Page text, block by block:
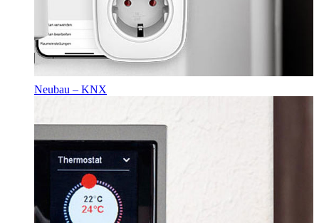
Neubau – KNX